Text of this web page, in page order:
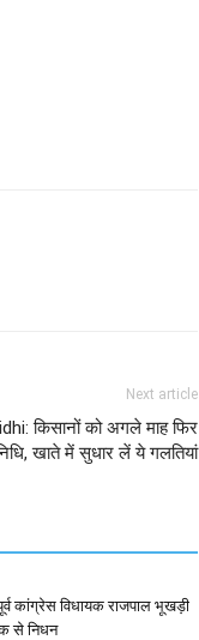
Next article
किसानों को अगले माह फिर
खाते में सुधार लें ये गलतियां
कांग्रेस विधायक राजपाल भूखड़ी
से निधन